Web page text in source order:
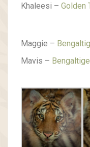
Khaleesi –Golden
Maggie –
Mavis –